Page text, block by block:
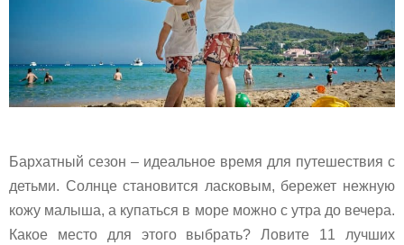
Бархатный сезон – идеальное время для путешествия с
детьми. Солнце становится ласковым, бережет нежную
кожу малыша, а купаться в море можно с утра до вечера.
Какое место для этого выбрать? Ловите 11 лучших